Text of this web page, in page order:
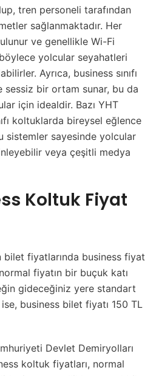
tren personeli tarafından
sağlanmaktadır. Her
ve genellikle Wi-Fi
yolcular seyahatleri
Ayrıca, business sınıfı
sessiz bir ortam sunar, bu da
için idealdir. Bazı YHT
koltuklarda bireysel eğlence
sistemler sayesinde yolcular
veya çeşitli medya
Koltuk Fiyat
bilet fiyatlarında business fiyat
fiyatın bir buçuk katı
gideceğiniz yere standart
business bilet fiyatı 150 TL
Devlet Demiryolları
koltuk fiyatları, normal